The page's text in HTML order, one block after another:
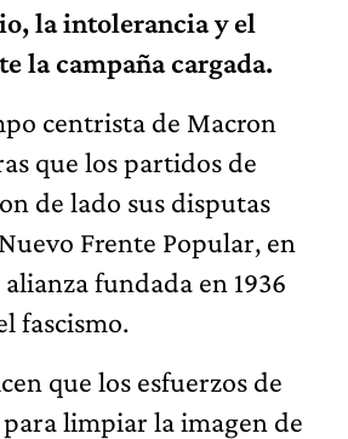
la intolerancia y el
la campaña cargada.
centrista de Macron
que los partidos de
de lado sus disputas
Frente Popular, en
fundada en 1936
fascismo.
que los esfuerzos de
para limpiar la imagen de